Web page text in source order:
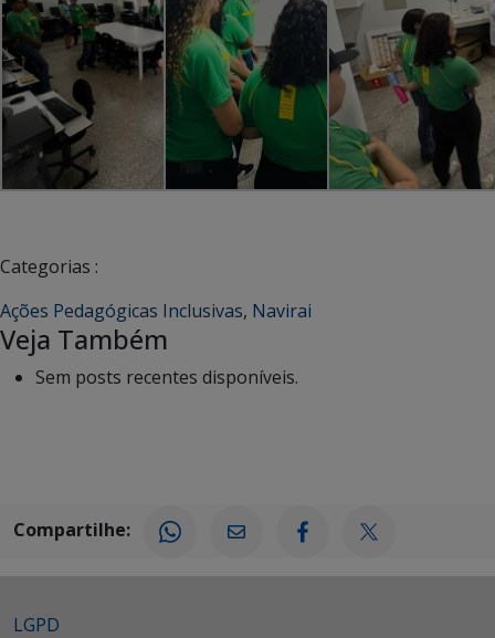
Categorias :
Ações Pedagógicas Inclusivas, Navirai
Veja Também
Sem posts recentes disponíveis.
Compartilhe:
LGPD